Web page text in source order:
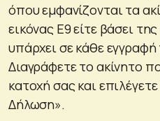
όπου εμφανίζονται τα
εικόνας Ε9 είτε βάσει
υπάρχει σε κάθε
Διαγράφετε το ακίνητο
κατοχή σας και
Δήλωση».